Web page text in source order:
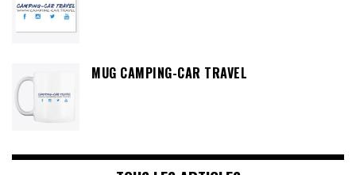
MUG CAMPING-CAR TRAVEL